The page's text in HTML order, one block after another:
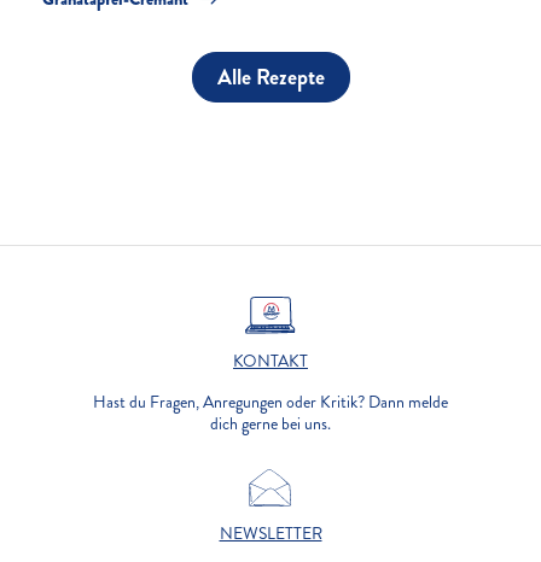
Alle Rezepte
KONTAKT
Hast du Fragen, Anregungen oder Kritik? Dann melde
dich gerne bei uns.
NEWSLETTER